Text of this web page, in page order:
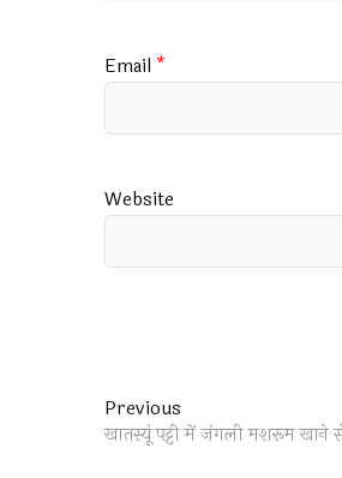
Email *
Website
Post
navigation
Previous
post:
खातस्यूं पट्टी में जंगली मशरूम खाने